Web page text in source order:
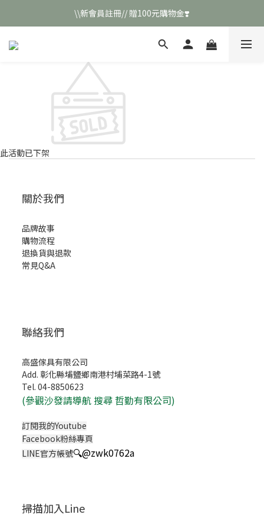
\\新會員註冊// 贈100元購物金❣️
\\新會員註冊// 贈100元購物金❣️
LINE好友招募\\ 回答數字 領取50元折扣碼 //
\\新會員註冊// 贈100元購物金❣️
此活動已下架
關於我們
品牌故事
購物流程
退換貨與退款
常見Q&A
聯絡我們
高盛傢具有限公司
Add. 彰化縣埔鹽鄉南港村埔菜路4-1號
Tel. 04-8850623
(參觀沙發請導航 搜尋 哲勤有限公司)
訂閱我的Youtube
Facebook粉絲專頁
LINE官方帳號🔍@zwk0762a
掃描加入Line